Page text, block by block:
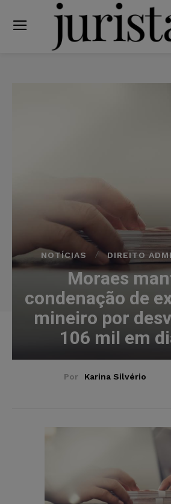
NOTÍCIAS DIREITO
Moraes
condenação de
mineiro por
106 mil em
Por Karina Silvério